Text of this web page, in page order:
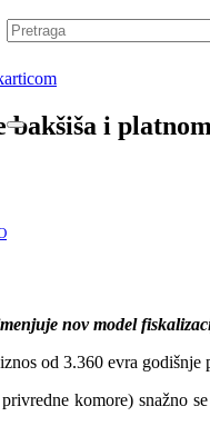
bakšiša i
nov model
od 3.360 evra godišnje
komore) snažno